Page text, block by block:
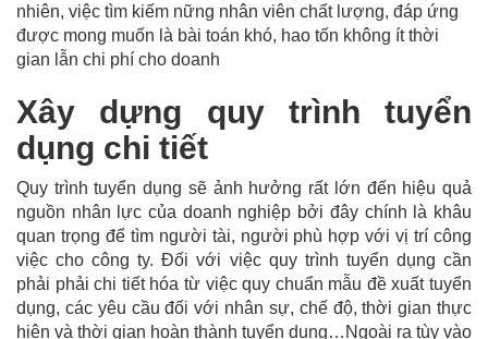
nhiên, việc tìm kiếm nững nhân viên chất lượng, đáp ứng
được mong muốn là bài toán khó, hao tốn không ít thời
gian lẫn chi phí cho doanh
Xây dựng quy trình tuyển
dụng chi tiết
Quy trình tuyển dụng sẽ ảnh hưởng rất lớn đến hiệu quả
nguồn nhân lực của doanh nghiệp bởi đây chính là khâu
quan trọng để tìm người tài, người phù hợp với vị trí công
việc cho công ty. Đối với việc quy trình tuyển dụng cần
phải phải chi tiết hóa từ việc quy chuẩn mẫu đề xuất tuyển
dụng, các yêu cầu đối với nhân sự, chế độ, thời gian thực
hiện và thời gian hoàn thành tuyển dụng…Ngoài ra tùy vào